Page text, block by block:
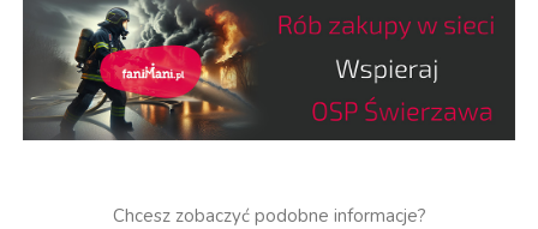
Chcesz zobaczyć podobne informacje?